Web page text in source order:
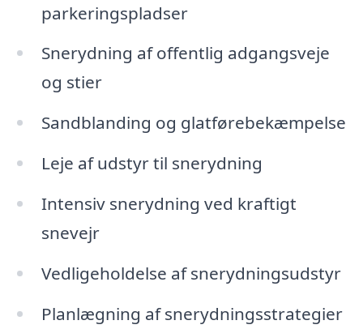
parkeringspladser
Snerydning af offentlig adgangsveje
og stier
Sandblanding og glatførebekæmpelse
Leje af udstyr til snerydning
Intensiv snerydning ved kraftigt
snevejr
Vedligeholdelse af snerydningsudstyr
Planlægning af snerydningsstrategier